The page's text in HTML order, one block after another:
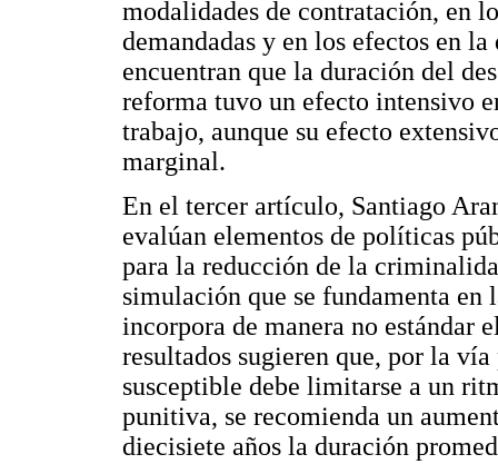
modalidades de contratación, en
demandadas y en los efectos en
encuentran que la duración del
reforma tuvo un efecto intensivo
trabajo, aunque su efecto
marginal.
En el tercer artículo, Santiago
evalúan elementos de políticas
para la reducción de la
simulación que se fundamenta
incorpora de manera no estándar
resultados sugieren que, por la
susceptible debe limitarse a un
punitiva, se recomienda un
diecisiete años la duración